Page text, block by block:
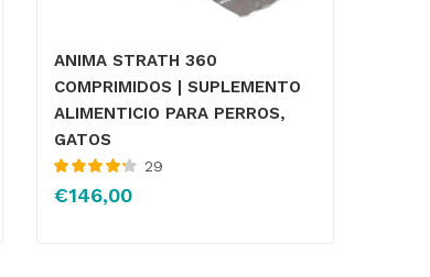
ANIMA STRATH 360
COMPRIMIDOS | SUPLEMENTO
ALIMENTICIO PARA PERROS,
GATOS
con4.25de
29
€146,00